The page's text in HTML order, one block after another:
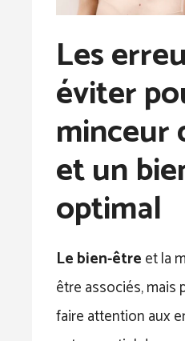
Les
éviter
minceur
et un
optimal
Le bien-êtreet la
être associés, mais
faire attention aux